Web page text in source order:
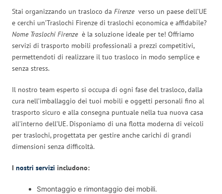
Stai organizzando un trasloco da Firenze verso un paese dell’UE
e cerchi un’Traslochi Firenze di traslochi economica e affidabile?
Nome Traslochi Firenze è la soluzione ideale per te! Offriamo
servizi di trasporto mobili professionali a prezzi competitivi,
permettendoti di realizzare il tuo trasloco in modo semplice e
senza stress.
Il nostro team esperto si occupa di ogni fase del trasloco, dalla
cura nell’imballaggio dei tuoi mobili e oggetti personali fino al
trasporto sicuro e alla consegna puntuale nella tua nuova casa
all’interno dell’UE. Disponiamo di una flotta moderna di veicoli
per traslochi, progettata per gestire anche carichi di grandi
dimensioni senza difficoltà.
I nostri servizi includono:
Smontaggio e rimontaggio dei mobili.